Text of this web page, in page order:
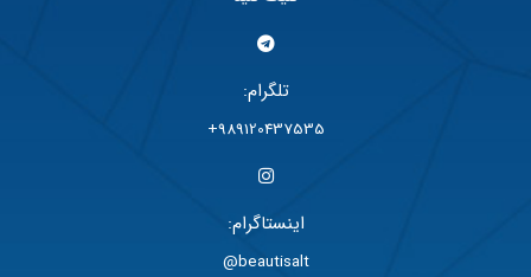
تلگرام:
989120437535+
اینستاگرام:
beautisalt@